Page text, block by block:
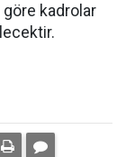
göre kadrolar